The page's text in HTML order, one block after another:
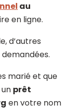
au
en ligne.
d’autres
marié et que
prêt
en votre nom